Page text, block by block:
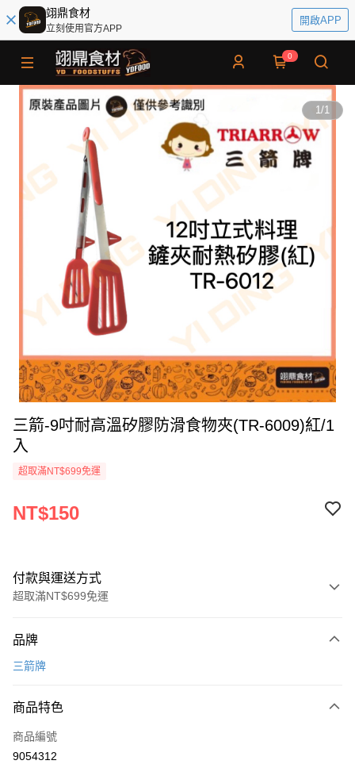
翊鼎食材
立刻使用官方APP
開啟APP
0
1/1
三箭-9吋耐高溫矽膠防滑食物夾(TR-6009)紅/1
入
超取滿NT$699免運
NT$150
付款與運送方式
超取滿NT$699免運
信用卡一次付款
運送方式
• 付款後全家取貨
品牌
三箭牌
商品特色
商品編號
9054312